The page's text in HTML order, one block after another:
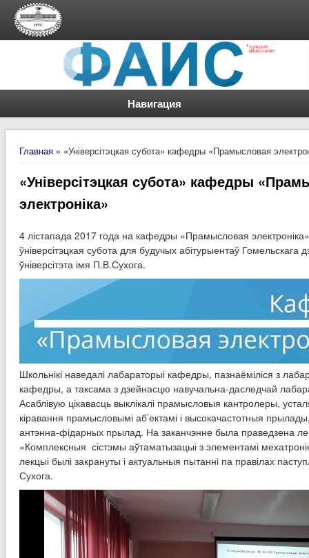
Навигация
Вы здесь
Главная» «Універсітэцкая субота» кафедры «Прамысловая
«Універсітэцкая субота» кафедры
электроніка»
4 лістапада 2017 года на кафедры «Прамысловая
ўніверсітэцкая субота для будучых абітурыентаў Гомельскага
ўніверсітэта імя П.В.Сухога.
Школьнікі наведалі лабараторыі кафедры, пазнаёміліся з
кафедры, а таксама з дзейнасцю навучальна-даследчай
Асаблівую цікавасць выклікалі прамысловыя кантролеры,
кіравання прамысловымі аб’ектамі і высокачастотныя
антэнна-фідарных прылад. На заканчэнне была праведзена
«Комплексныя сістэмы аўтаматызацыі з элементамі
лекцыі былі закрануты і актуальныя пытанні па правілах
Сухога.